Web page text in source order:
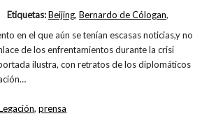
en el que aún se tenían escasas noticias,y no
de los enfrentamientos durante la crisi
ilustra, con retratos de los diplomáticos
Etiquetas:Beijing, Bernardo de Cólogan,
,prensa